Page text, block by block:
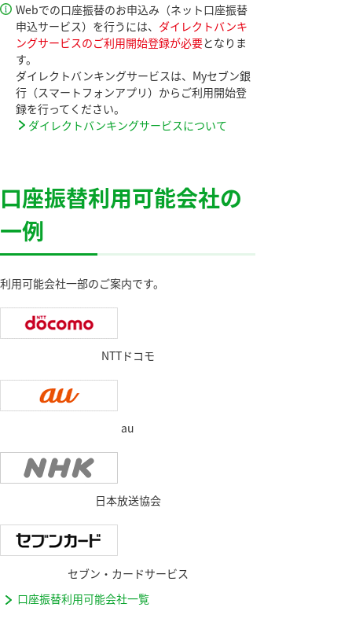
Webでの口座振替のお申込み（ネット口座振替
申込サービス）を行うには、 ダイレクトバンキ
ングサービスのご利用開始登録が必要となりま
す。
ダイレクトバンキングサービスは、Myセブン銀
行（スマートフォンアプリ）からご利用開始登
録を行ってください。
ダイレクトバンキングサービスについて
口座振替利用可能会社の
一例
利用可能会社一部のご案内です。
NTTドコモ
au
日本放送協会
セブン・カードサービス
口座振替利用可能会社一覧